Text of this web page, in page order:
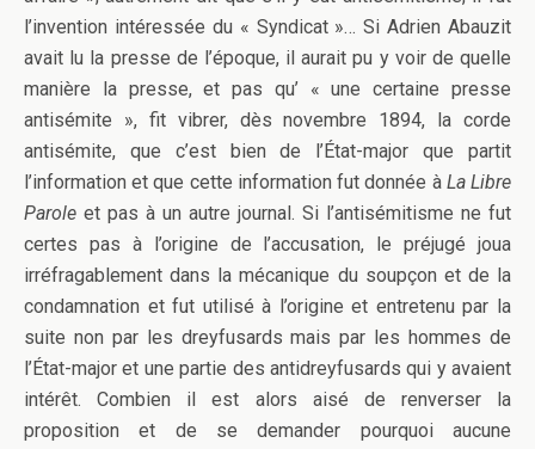
l’invention intéressée du « Syndicat »… Si Adrien Abauzit
avait lu la presse de l’époque, il aurait pu y voir de quelle
manière la presse, et pas qu’ « une certaine presse
antisémite », fit vibrer, dès novembre 1894, la corde
antisémite, que c’est bien de l’État-major que partit
l’information et que cette information fut donnée à La Libre
Parole et pas à un autre journal. Si l’antisémitisme ne fut
certes pas à l’origine de l’accusation, le préjugé joua
irréfragablement dans la mécanique du soupçon et de la
condamnation et fut utilisé à l’origine et entretenu par la
suite non par les dreyfusards mais par les hommes de
l’État-major et une partie des antidreyfusards qui y avaient
intérêt. Combien il est alors aisé de renverser la
proposition et de se demander pourquoi aucune